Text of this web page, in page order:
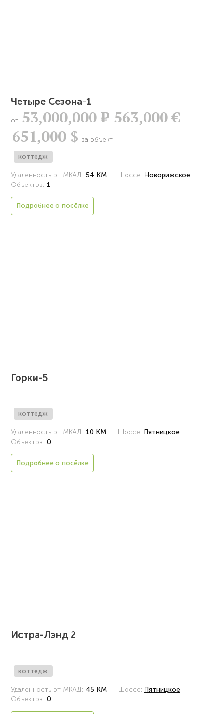
Четыре Сезона-1
от 53,000,000Р 563,000 €
651,000 $ за объект
коттедж
Удаленность от МКАД: 54 КМ Шоссе: Новорижское
Объектов: 1
Подробнее о посёлке
Горки-5
коттедж
Удаленность от МКАД: 10 КМ Шоссе: Пятницкое
Объектов: 0
Подробнее о посёлке
Истра-Лэнд 2
коттедж
Удаленность от МКАД: 45 КМ Шоссе: Пятницкое
Объектов: 0